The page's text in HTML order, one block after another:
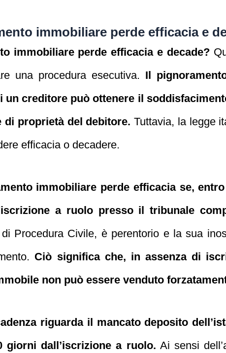
immobiliare perde efficacia e
immobiliare perde efficacia e decade?
una procedura esecutiva. Il
un creditore può ottenere il
proprietà del debitore. Tuttavia, la legge
efficacia o decadere.
immobiliare perde efficacia se,
a ruolo presso il tribunale
Procedura Civile, è perentorio e la sua
Ciò significa che, in assenza di
non può essere venduto
riguarda il mancato deposito
giorni dall’iscrizione a ruolo. Ai sensi